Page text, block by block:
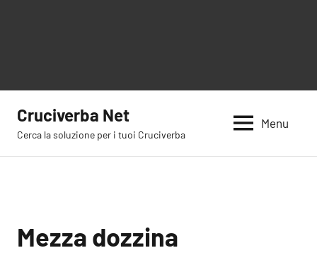
contenuto
Cruciverba Net
Cerca la soluzione per i tuoi Cruciverba
Menu
Mezza dozzina